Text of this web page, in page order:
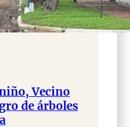
Vecino
de árboles